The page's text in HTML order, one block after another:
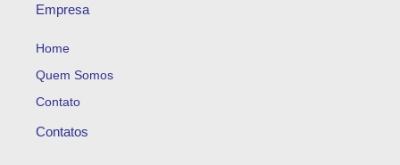
Empresa
Home
Quem Somos
Contato
Contatos